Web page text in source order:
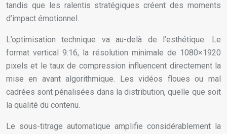
tandis que les ralentis stratégiques créent des moments
d’impact émotionnel.
L’optimisation technique va au-delà de l’esthétique. Le
format vertical 9:16, la résolution minimale de 1080×1920
pixels et le taux de compression influencent directement la
mise en avant algorithmique. Les vidéos floues ou mal
cadrées sont pénalisées dans la distribution, quelle que soit
la qualité du contenu.
Le sous-titrage automatique amplifie considérablement la